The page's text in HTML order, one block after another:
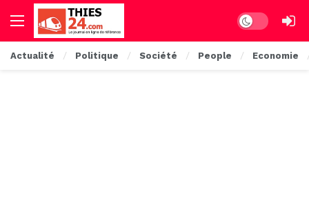
Dark mode
Actualité Politique Société People Economie